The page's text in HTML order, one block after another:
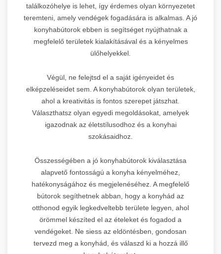
találkozóhelye is lehet, így érdemes olyan környezetet
teremteni, amely vendégek fogadására is alkalmas. A jó
konyhabútorok ebben is segítséget nyújthatnak a
megfelelő területek kialakításával és a kényelmes
ülőhelyekkel.
Végül, ne felejtsd el a saját igényeidet és
elképzeléseidet sem. A konyhabútorok olyan területek,
ahol a kreativitás is fontos szerepet játszhat.
Választhatsz olyan egyedi megoldásokat, amelyek
igazodnak az életstílusodhoz és a konyhai
szokásaidhoz.
Összességében a jó konyhabútorok kiválasztása
alapvető fontosságú a konyha kényelméhez,
hatékonyságához és megjelenéséhez. A megfelelő
bútorok segíthetnek abban, hogy a konyhád az
otthonod egyik legkedveltebb területe legyen, ahol
örömmel készíted el az ételeket és fogadod a
vendégeket. Ne siess az eldöntésben, gondosan
tervezd meg a konyhád, és válaszd ki a hozzá illő